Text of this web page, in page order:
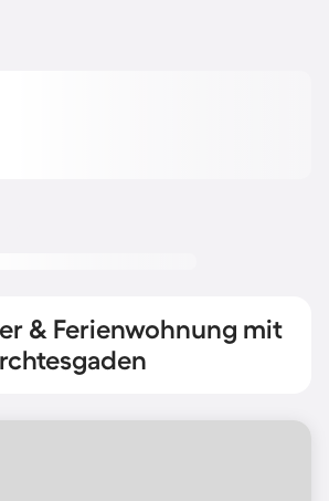
& Ferienwohnung mit